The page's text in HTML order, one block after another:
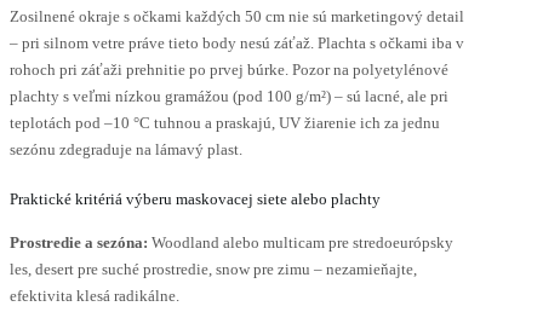
Zosilnené okraje s očkami každých 50 cm nie sú marketingový detail
– pri silnom vetre práve tieto body nesú záťaž. Plachta s očkami iba v
rohoch pri záťaži prehnitie po prvej búrke. Pozor na polyetylénové
plachty s veľmi nízkou gramážou (pod 100 g/m²) – sú lacné, ale pri
teplotách pod –10 °C tuhnou a praskajú, UV žiarenie ich za jednu
sezónu zdegraduje na lámavý plast.
Praktické kritériá výberu maskovacej siete alebo plachty
Prostredie a sezóna: Woodland alebo multicam pre stredoeurópsky
les, desert pre suché prostredie, snow pre zimu – nezamieňajte,
efektivita klesá radikálne.